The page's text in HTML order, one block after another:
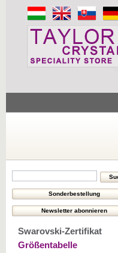
Swarovski-Zertifikat
Größentabelle